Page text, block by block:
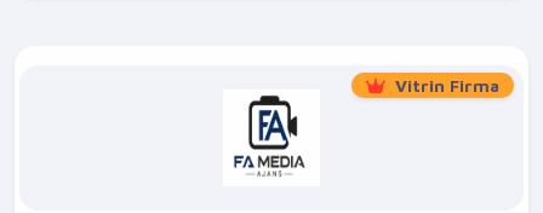
Vitrin Firma